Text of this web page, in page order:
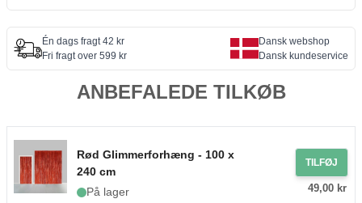
Én dags fragt 42 kr
Fri fragt over 599 kr
Dansk webshop
Dansk kundeservice
ANBEFALEDE TILKØB
Rød Glimmerforhæng - 100 x
240 cm
På lager
TILFØJ
49,00 kr